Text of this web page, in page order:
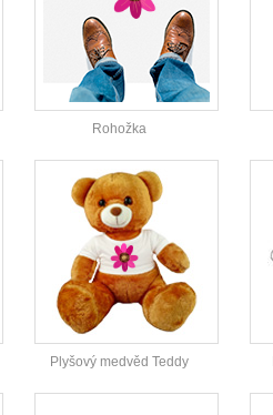
Rohožka
Plyšový medvěd Teddy